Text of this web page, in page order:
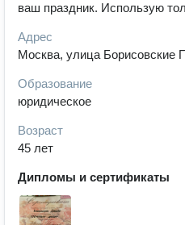
ваш праздник. Использую
Адрес
Москва, улица Борисовские
Образование
юридическое
Возраст
45 лет
Дипломы и сертификаты